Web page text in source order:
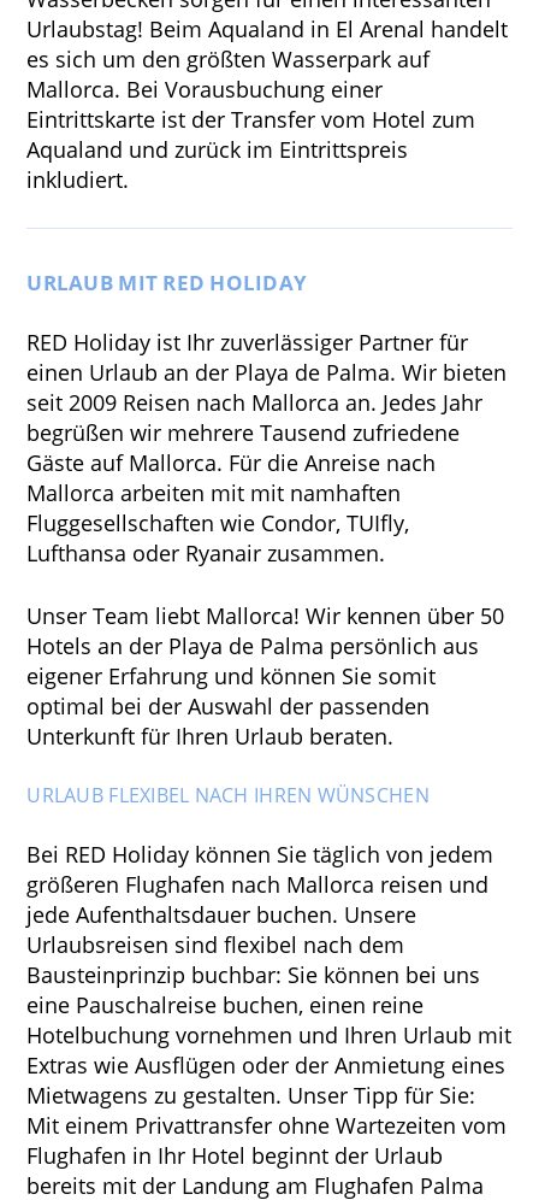
Urlaubstag! Beim Aqualand in El Arenal handelt
es sich um den größten Wasserpark auf
Mallorca. Bei Vorausbuchung einer
Eintrittskarte ist der Transfer vom Hotel zum
Aqualand und zurück im Eintrittspreis
inkludiert.
URLAUB MIT RED HOLIDAY
RED Holiday ist Ihr zuverlässiger Partner für
einen Urlaub an der Playa de Palma. Wir bieten
seit 2009 Reisen nach Mallorca an. Jedes Jahr
begrüßen wir mehrere Tausend zufriedene
Gäste auf Mallorca. Für die Anreise nach
Mallorca arbeiten mit mit namhaften
Fluggesellschaften wie Condor, TUIfly,
Lufthansa oder Ryanair zusammen.
Unser Team liebt Mallorca! Wir kennen über 50
Hotels an der Playa de Palma persönlich aus
eigener Erfahrung und können Sie somit
optimal bei der Auswahl der passenden
Unterkunft für Ihren Urlaub beraten.
URLAUB FLEXIBEL NACH IHREN WÜNSCHEN
Bei RED Holiday können Sie täglich von jedem
größeren Flughafen nach Mallorca reisen und
jede Aufenthaltsdauer buchen. Unsere
Urlaubsreisen sind flexibel nach dem
Bausteinprinzip buchbar: Sie können bei uns
eine Pauschalreise buchen, einen reine
Hotelbuchung vornehmen und Ihren Urlaub mit
Extras wie Ausflügen oder der Anmietung eines
Mietwagens zu gestalten. Unser Tipp für Sie:
Mit einem Privattransfer ohne Wartezeiten vom
Flughafen in Ihr Hotel beginnt der Urlaub
bereits mit der Landung am Flughafen Palma